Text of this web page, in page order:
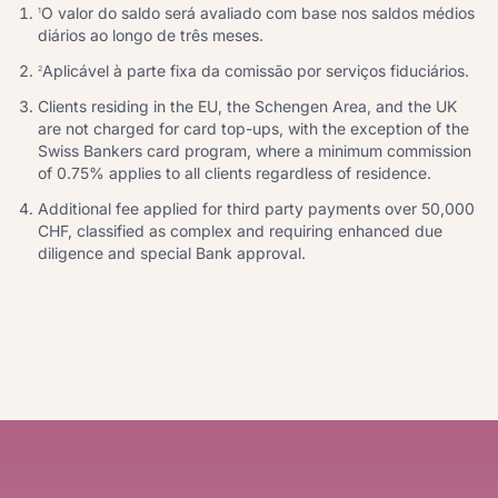
1O valor do saldo será avaliado com base nos saldos médios
diários ao longo de três meses.
2Aplicável à parte fixa da comissão por serviços fiduciários.
Clients residing in the EU, the Schengen Area, and the UK
are not charged for card top-ups, with the exception of the
Swiss Bankers card program, where a minimum commission
of 0.75% applies to all clients regardless of residence.
Additional fee applied for third party payments over 50,000
CHF, classified as complex and requiring enhanced due
diligence and special Bank approval.